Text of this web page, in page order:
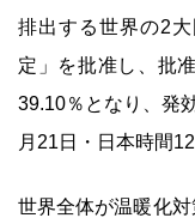
排出する世界の2
定」を批准し、批
39.10％となり、発
月21日・日本時間
世界全体が温暖化